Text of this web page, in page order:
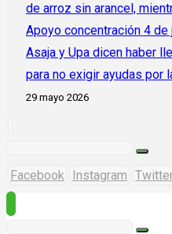
de arroz sin arancel,
Apoyo concentración 4 de
Asaja y Upa dicen haber
para no exigir ayudas por
29 mayo 2026
Facebook Instagram